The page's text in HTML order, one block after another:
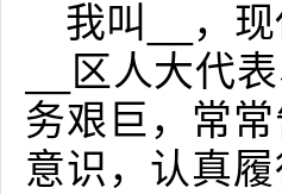
我叫__，
__区人大代
务艰巨，常
意识，认真